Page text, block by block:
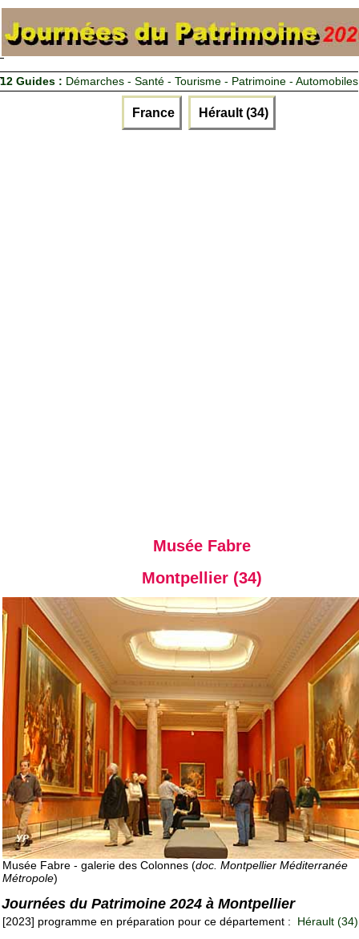
12 Guides : Démarches - Santé - Tourisme - Patrimoine - Automobiles
France Hérault (34)
Musée Fabre
Montpellier (34)
Musée Fabre - galerie des Colonnes (doc. Montpellier Méditerranée
Métropole)
Journées du Patrimoine 2024 à Montpellier
[2023] programme en préparation pour ce département : Hérault (34)